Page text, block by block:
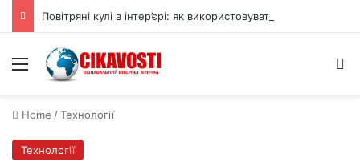
Menu
Home /Технології
Технології